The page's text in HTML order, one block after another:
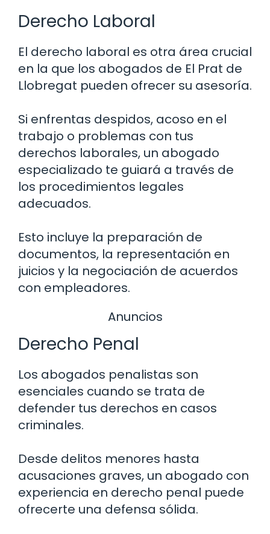
Derecho Laboral
El derecho laboral es otra área crucial
en la que los abogados de El Prat de
Llobregat pueden ofrecer su asesoría.
Si enfrentas despidos, acoso en el
trabajo o problemas con tus
derechos laborales, un abogado
especializado te guiará a través de
los procedimientos legales
adecuados.
Esto incluye la preparación de
documentos, la representación en
juicios y la negociación de acuerdos
con empleadores.
Anuncios
Derecho Penal
Los abogados penalistas son
esenciales cuando se trata de
defender tus derechos en casos
criminales.
Desde delitos menores hasta
acusaciones graves, un abogado con
experiencia en derecho penal puede
ofrecerte una defensa sólida.